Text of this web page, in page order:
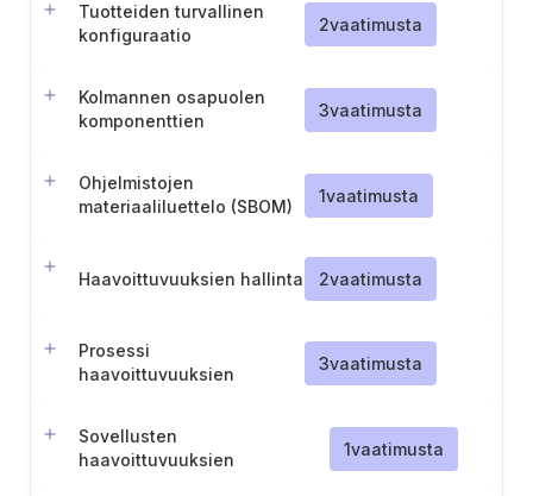
Tuotteiden turvallinen
konfiguraatio
2vaatimusta
Kolmannen osapuolen
komponenttien
3vaatimusta
Ohjelmistojen
materiaaliluettelo (SBOM)
1vaatimusta
Haavoittuvuuksien hallinta 2vaatimusta
Prosessi
haavoittuvuuksien
3vaatimusta
Sovellusten
haavoittuvuuksien
1vaatimusta